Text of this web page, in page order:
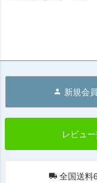
新規会
レビュ
全国送料